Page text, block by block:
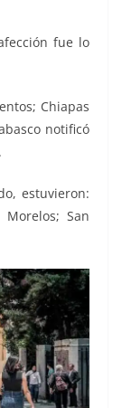
fue lo
Chiapas
notificó
estuvieron:
Morelos; San